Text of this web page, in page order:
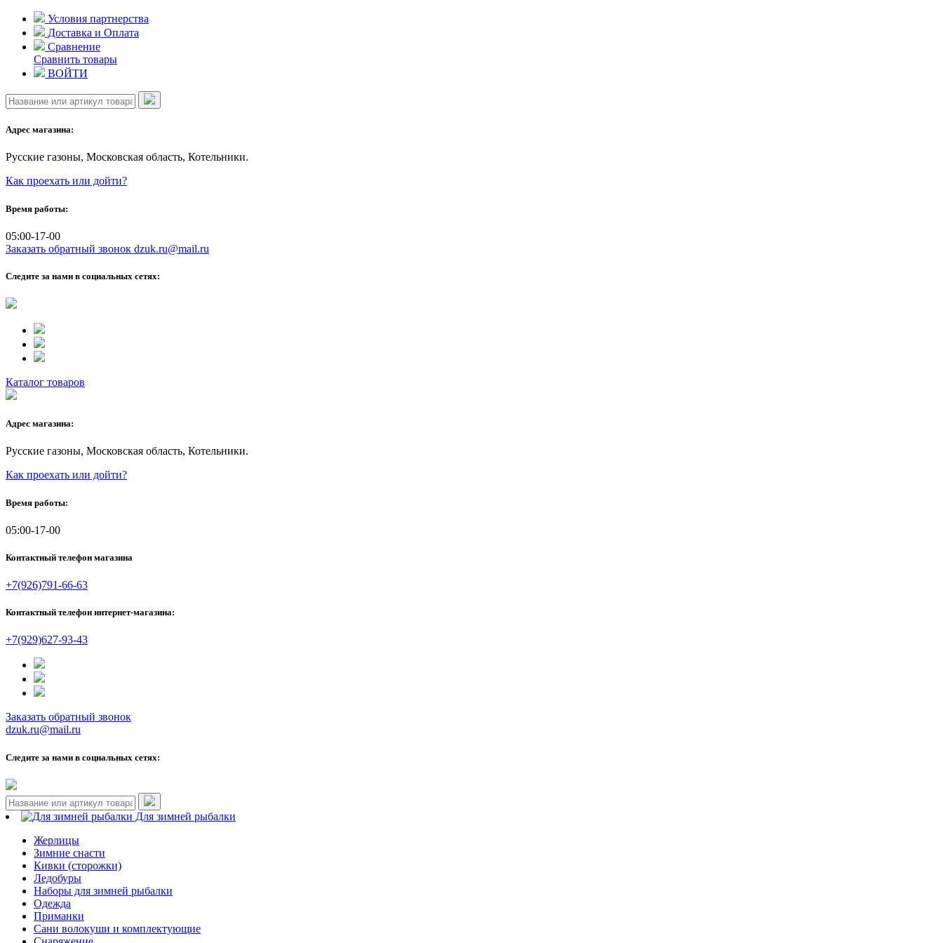
Skip
content
Условия партнерства
Доставка и Оплата
Сравнение
Сравнить товары
ВОЙТИ
Адрес магазина:
Русские газоны, Московская область, Котельники.
Как проехать или дойти?
Время работы:
05:00-17-00
Заказать обратный звонок dzuk.ru@mail.ru
Следите за нами в социальных сетях:
Каталог товаров
Адрес магазина:
Русские газоны, Московская область, Котельники.
Как проехать или дойти?
Время работы:
05:00-17-00
Контактный телефон магазина
+7(926)791-66-63
Контактный телефон интернет-магазина:
+7(929)627-93-43
Заказать обратный звонок
dzuk.ru@mail.ru
Следите за нами в социальных сетях:
Для зимней рыбалки
Жерлицы
Зимние снасти
Кивки (сторожки)
Ледобуры
Наборы для зимней рыбалки
Одежда
Приманки
Сани волокуши и комплектующие